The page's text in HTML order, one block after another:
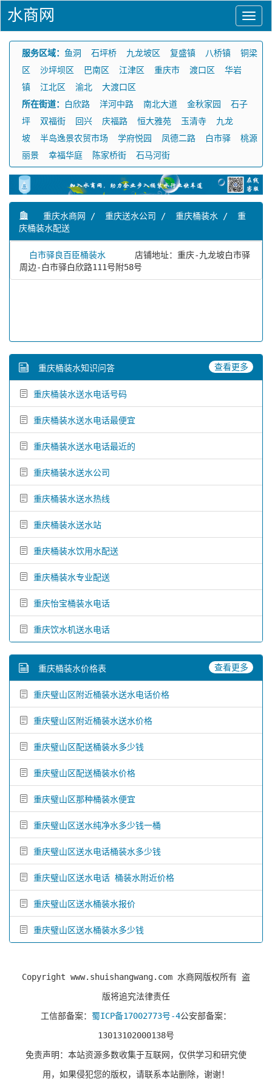
水商网
服务区域： 鱼洞 石坪桥 九龙坡区 复盛镇 八桥镇
铜梁
区
沙坪坝区 巴南区 江津区 重庆市 渡口区
华岩
镇
江北区 渝北
大渡口区
所在街道：
白欣路 洋河中路 南北大道 金秋家园
石子
坪
双福街 回兴 庆福路 恒大雅苑 玉清寺
九龙
坡
半岛逸景农贸市场 学府悦园 凤德二路 白市驿
桃源
丽景
幸福华庭 陈家桥街 石马河街
重庆水商网 / 重庆送水公司 / 重庆桶装水 / 重
庆桶装水配送
白市驿良百臣桶装水
店铺地址：重庆-九龙坡白市驿
周边-白市驿白欣路111号附58号
重庆桶装水知识问答 查看更多
重庆桶装水送水电话号码
重庆桶装水送水电话最便宜
重庆桶装水送水电话最近的
重庆桶装水送水公司
重庆桶装水送水热线
重庆桶装水送水站
重庆桶装水饮用水配送
重庆桶装水专业配送
重庆怡宝桶装水电话
重庆饮水机送水电话
重庆桶装水价格表 查看更多
重庆璧山区附近桶装水送水电话价格
重庆璧山区附近桶装水送水价格
重庆璧山区配送桶装水多少钱
重庆璧山区配送桶装水价格
重庆璧山区那种桶装水便宜
重庆璧山区送水纯净水多少钱一桶
重庆璧山区送水电话桶装水多少钱
重庆璧山区送水电话 桶装水附近价格
重庆璧山区送水桶装水报价
重庆璧山区送水桶装水多少钱
Copyright www.shuishangwang.com 水商网版权所有 盗
版将追究法律责任
工信部备案： 蜀ICP备17002773号-4公安部备案：
13013102000138号
免责声明：本站资源多数收集于互联网，仅供学习和研究使
用，如果侵犯您的版权，请联系本站删除，谢谢！